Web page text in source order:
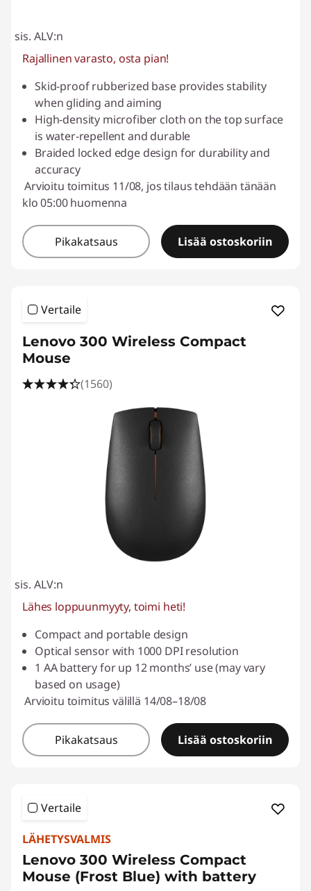
sis. ALV:n
Rajallinen varasto, osta pian!
Skid-proof rubberized base provides stability
when gliding and aiming
High-density microfiber cloth on the top surface
is water-repellent and durable
Braided locked edge design for durability and
accuracy
Arvioitu toimitus 11/08, jos tilaus tehdään tänään
klo 05:00 huomenna
Pikakatsaus Lisää ostoskoriin
Vertaile
Lenovo 300 Wireless Compact
Mouse
(1560)
sis. ALV:n
Lähes loppuunmyyty, toimi heti!
Compact and portable design
Optical sensor with 1000 DPI resolution
1 AA battery for up 12 months’ use (may vary
based on usage)
Arvioitu toimitus välillä 14/08–18/08
Pikakatsaus Lisää ostoskoriin
Vertaile
LÄHETYSVALMIS
Lenovo 300 Wireless Compact
Mouse (Frost Blue) with battery